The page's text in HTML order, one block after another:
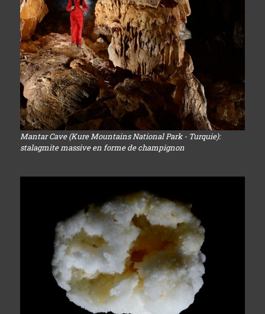
Mantar Cave (Kure Mountains National Park - Turquie):
stalagmite massive en forme de champignon